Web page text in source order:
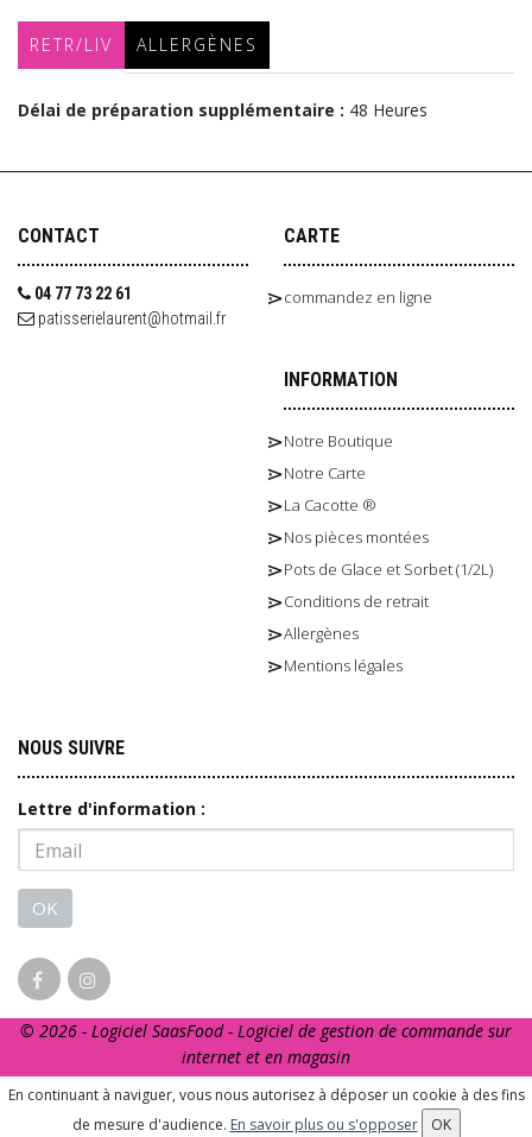
RETR/LIV ALLERGÈNES
Délai de préparation supplémentaire : 48 Heures
CONTACT
04 77 73 22 61
patisserielaurent@hotmail.fr
CARTE
commandez en ligne
INFORMATION
Notre Boutique
Notre Carte
La Cacotte ®
Nos pièces montées
Pots de Glace et Sorbet (1/2L)
Conditions de retrait
Allergènes
Mentions légales
NOUS SUIVRE
Lettre d'information :
OK
© 2026 - Logiciel SaasFood - Logiciel de gestion de commande sur
internet et en magasin
La vente d’alcool est strictement interdite aux mineurs. L’abus
d’alcool est dangereux pour la santé. A consommer avec
En continuant à naviguer, vous nous autorisez à déposer un cookie à des fins
de mesure d'audience. En savoir plus ou s'opposer OK